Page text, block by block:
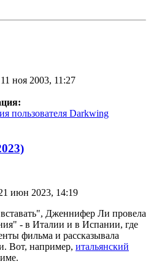
ноя 2003, 11:27
пользователя Darkwing
июн 2023, 14:19
Дженнифер Ли провела
- в Италии и в Испании, где
фильма и рассказывала
Вот, например, итальянский